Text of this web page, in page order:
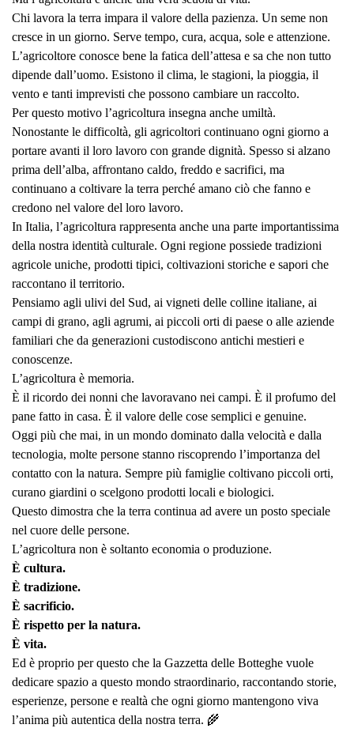
Chi lavora la terra impara il valore della pazienza. Un seme non
cresce in un giorno. Serve tempo, cura, acqua, sole e attenzione.
L’agricoltore conosce bene la fatica dell’attesa e sa che non tutto
dipende dall’uomo. Esistono il clima, le stagioni, la pioggia, il
vento e tanti imprevisti che possono cambiare un raccolto.
Per questo motivo l’agricoltura insegna anche umiltà.
Nonostante le difficoltà, gli agricoltori continuano ogni giorno a
portare avanti il loro lavoro con grande dignità. Spesso si alzano
prima dell’alba, affrontano caldo, freddo e sacrifici, ma
continuano a coltivare la terra perché amano ciò che fanno e
credono nel valore del loro lavoro.
In Italia, l’agricoltura rappresenta anche una parte importantissima
della nostra identità culturale. Ogni regione possiede tradizioni
agricole uniche, prodotti tipici, coltivazioni storiche e sapori che
raccontano il territorio.
Pensiamo agli ulivi del Sud, ai vigneti delle colline italiane, ai
campi di grano, agli agrumi, ai piccoli orti di paese o alle aziende
familiari che da generazioni custodiscono antichi mestieri e
conoscenze.
L’agricoltura è memoria.
È il ricordo dei nonni che lavoravano nei campi. È il profumo del
pane fatto in casa. È il valore delle cose semplici e genuine.
Oggi più che mai, in un mondo dominato dalla velocità e dalla
tecnologia, molte persone stanno riscoprendo l’importanza del
contatto con la natura. Sempre più famiglie coltivano piccoli orti,
curano giardini o scelgono prodotti locali e biologici.
Questo dimostra che la terra continua ad avere un posto speciale
nel cuore delle persone.
L’agricoltura non è soltanto economia o produzione.
È cultura.
È tradizione.
È sacrificio.
È rispetto per la natura.
È vita.
Ed è proprio per questo che la Gazzetta delle Botteghe vuole
dedicare spazio a questo mondo straordinario, raccontando storie,
esperienze, persone e realtà che ogni giorno mantengono viva
l’anima più autentica della nostra terra. 🌾